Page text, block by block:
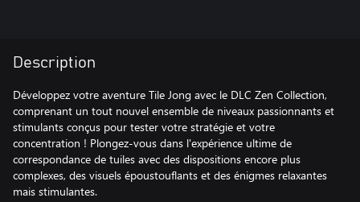
Description
Développez votre aventure Tile Jong avec le DLC Zen Collection,
comprenant un tout nouvel ensemble de niveaux passionnants et
stimulants conçus pour tester votre stratégie et votre
concentration ! Plongez-vous dans l'expérience ultime de
correspondance de tuiles avec des dispositions encore plus
complexes, des visuels époustouflants et des énigmes relaxantes
mais stimulantes.